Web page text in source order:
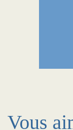
Vous